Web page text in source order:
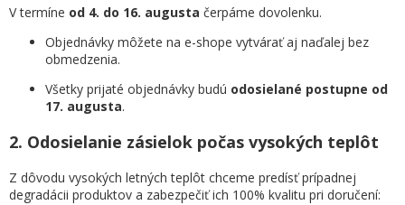
V termíne od 4. do 16. augusta čerpáme dovolenku.
Objednávky môžete na e-shope vytvárať aj naďalej bez
obmedzenia.
Všetky prijaté objednávky budú odosielané postupne od
17. augusta.
2. Odosielanie zásielok počas vysokých teplôt
Z dôvodu vysokých letných teplôt chceme predísť prípadnej
degradácii produktov a zabezpečiť ich 100% kvalitu pri doručení: